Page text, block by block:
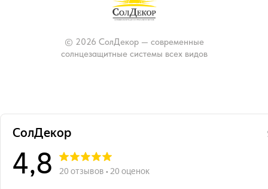
© 2026 СолДекор — современные
солнцезащитные системы всех видов